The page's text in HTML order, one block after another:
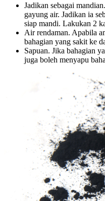
Jadikan sebagai
gayung air. Jadikan ia
siap mandi. Lakukan 2
Air rendaman. Apabila
bahagian yang sakit ke
Sapuan. Jika bahagian
juga boleh menyapu